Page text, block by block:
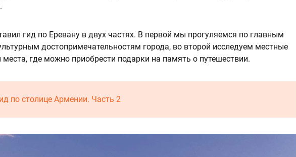
гид по Еревану в двух частях. В первой мы прогуляемся по главным
достопримечательностям города, во второй исследуем местные
где можно приобрести подарки на память о путешествии.
по столице Армении. Часть 2